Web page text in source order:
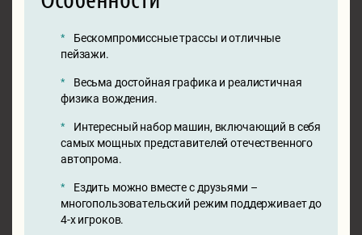
Бескомпромиссные трассы и отличные
пейзажи.
Весьма достойная графика и реалистичная
физика вождения.
Интересный набор машин, включающий в себя
самых мощных представителей отечественного
автопрома.
Ездить можно вместе с друзьями –
многопользовательский режим поддерживает до
4-х игроков.